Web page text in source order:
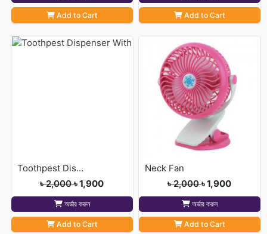
Add to Cart Add to Cart
Toothpest Dispenser With
৳ 2,000৳ 1,900
অর্ডার করুন
Add to Cart
Neck Fan
৳ 2,000৳ 1,900
অর্ডার করুন
Add to Cart